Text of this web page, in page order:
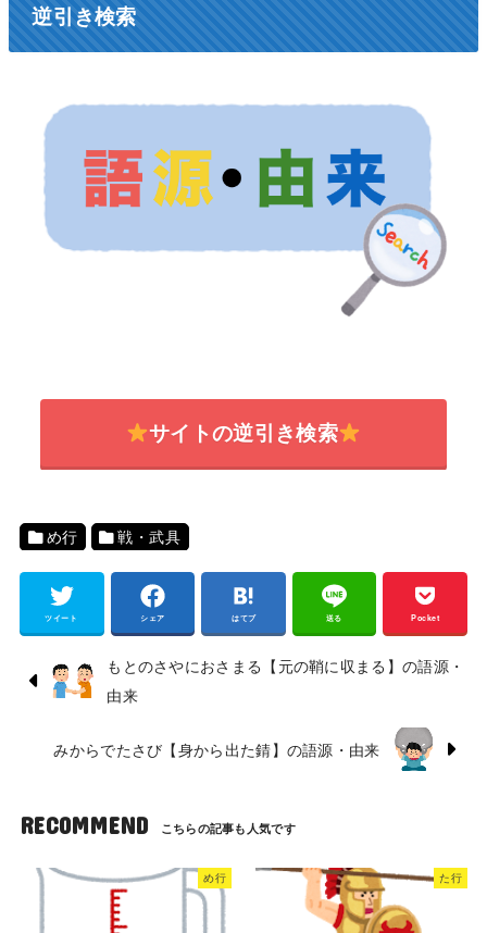
逆引き検索
サイトの逆引き検索
め行 戦・武具
ツイート シェア はてブ 送る Pocket
もとのさやにおさまる【元の鞘に収まる】の語源・
由来
みからでたさび【身から出た錆】の語源・由来
RECOMMEND
め行 た行